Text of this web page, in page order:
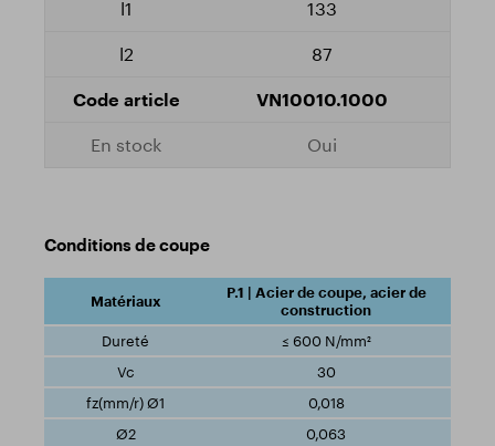
133
87
VN10010.1000
Oui
Conditions de coupe
P.1 | Acier de coupe, acier de
construction
≤ 600 N/mm²
30
0,018
0,063